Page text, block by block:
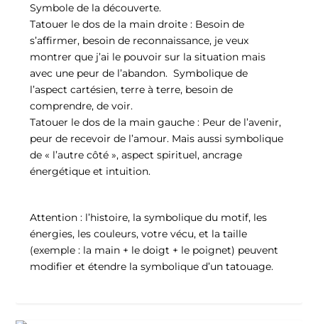
Symbole de la découverte.
Tatouer le dos de la main droite : Besoin de
s’affirmer, besoin de reconnaissance, je veux
montrer que j’ai le pouvoir sur la situation mais
avec une peur de l’abandon. Symbolique de
l’aspect cartésien, terre à terre, besoin de
comprendre, de voir.
Tatouer le dos de la main gauche : Peur de l’avenir,
peur de recevoir de l’amour. Mais aussi symbolique
de « l’autre côté », aspect spirituel, ancrage
énergétique et intuition.
Attention : l’histoire, la symbolique du motif, les
énergies, les couleurs, votre vécu, et la taille
(exemple : la main + le doigt + le poignet) peuvent
modifier et étendre la symbolique d’un tatouage.